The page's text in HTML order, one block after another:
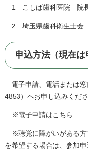
1 こしば歯科医院
2 埼玉県歯科衛生士
申込方法（現在は
電子申請、電話または窓
4853）へお申し込みくださ
※電子申請はこちら
※聴覚に障がいがある方
を希望する場合は、参加